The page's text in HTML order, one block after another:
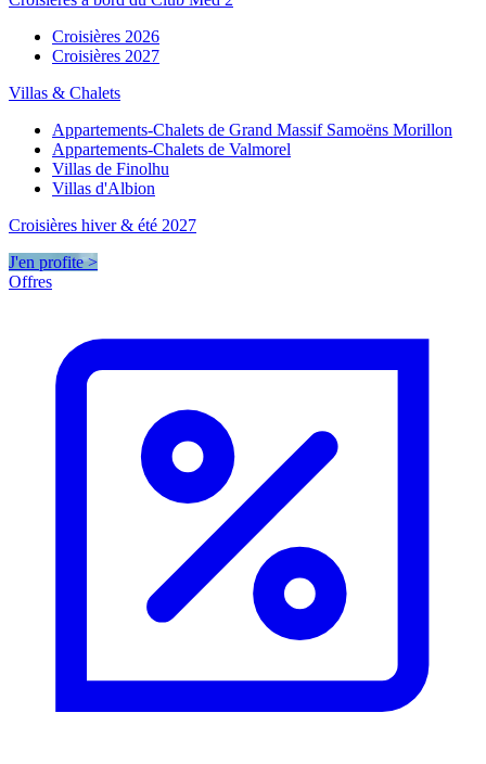
Croisières 2026
Croisières 2027
Villas & Chalets
Appartements-Chalets de Grand Massif Samoëns Morillon
Appartements-Chalets de Valmorel
Villas de Finolhu
Villas d'Albion
Croisières hiver & été 2027
J'en profite >
Offres